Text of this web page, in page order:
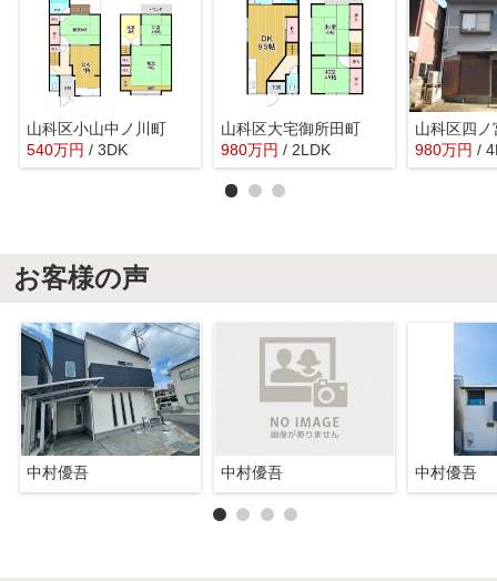
山科区小山中ノ川町
540万円 / 3DK
山科区大宅御所田町
980万円 / 2LDK
山科区四ノ
980万円 /
お客様の声
中村優吾 中村優吾 中村優吾